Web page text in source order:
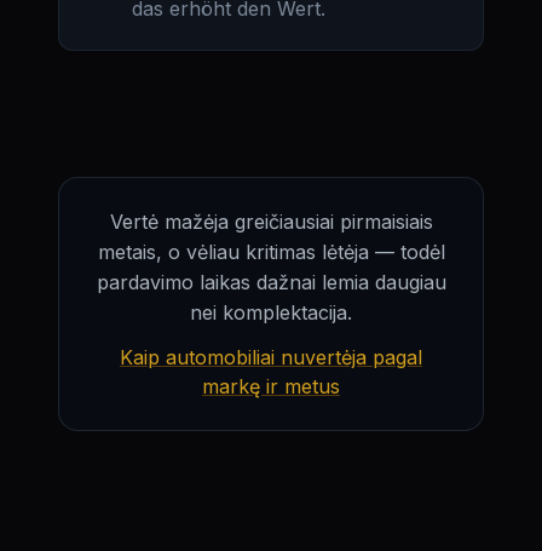
das erhöht den Wert.
Vertė mažėja greičiausiai pirmaisiais
metais, o vėliau kritimas lėtėja — todėl
pardavimo laikas dažnai lemia daugiau
nei komplektacija.
Kaip automobiliai nuvertėja pagal
markę ir metus